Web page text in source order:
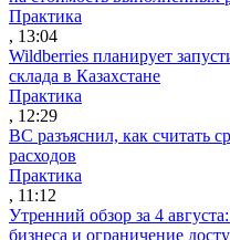
Практика
, 13:04
Wildberries планирует
склада в Казахстане
Практика
, 12:29
ВС разъяснил, как считать
расходов
Практика
, 11:12
Утренний обзор за 4
бизнеса и ограничение